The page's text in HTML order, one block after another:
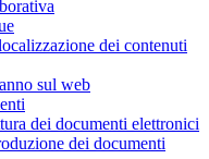
dei contenuti
sul web
dei documenti elettronici
dei documenti